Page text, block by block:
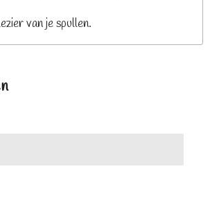
van je spullen.